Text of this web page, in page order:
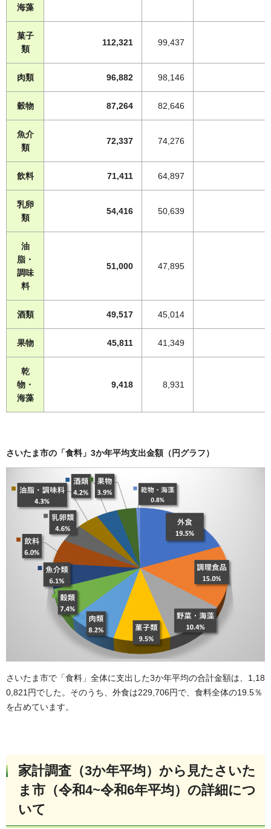
海藻
菓子
類
112,321 99,437
肉類 96,882 98,146
穀物 87,264 82,646
魚介
類
72,337 74,276
飲料 71,411 64,897
乳卵
類
54,416 50,639
油
脂・
調味
料
51,000 47,895
酒類 49,517 45,014
果物 45,811 41,349
乾
物・
海藻
9,418 8,931
さいたま市の「食料」3か年平均支出金額（円グラフ）
さいたま市で「食料」全体に支出した3か年平均の合計金額は、1,18
0,821円でした。そのうち、外食は229,706円で、食料全体の19.5％
を占めています。
家計調査（3か年平均）から見たさいた
ま市（令和4~令和6年平均）の詳細につ
いて